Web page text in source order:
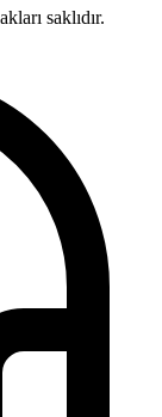
saklıdır.